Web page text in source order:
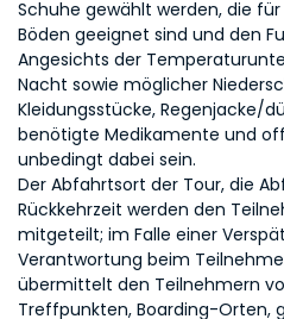
Schuhe gewählt werden, die
Böden geeignet sind und den
Angesichts der
Nacht sowie möglicher
Kleidungsstücke, Regenjacke/
benötigte Medikamente und
unbedingt dabei sein.
Der Abfahrtsort der Tour, die
Rückkehrzeit werden den
mitgeteilt; im Falle einer
Verantwortung beim
übermittelt den Teilnehmern
Treffpunkten, Boarding-Orten,